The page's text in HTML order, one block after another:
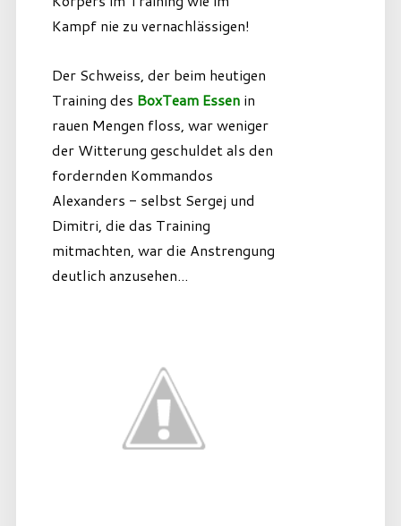
Kampf nie zu vernachlässigen!
Der Schweiss, der beim heutigen
Training des BoxTeam Essenin
rauen Mengen floss, war weniger
der Witterung geschuldet als den
fordernden Kommandos
Alexanders - selbst Sergej und
Dimitri, die das Training
mitmachten, war die Anstrengung
deutlich anzusehen...